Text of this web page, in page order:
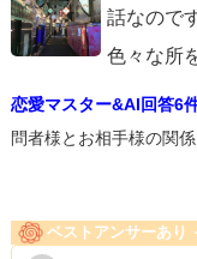
話なので
色々な所
恋愛マスター&AI回答6
問者様とお相手様の関
ベストアンサーあり